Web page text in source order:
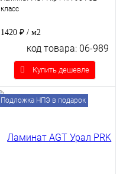
класс
1420 ₽ / м2
код товара: 06-989
Купить дешевле
Подложка НПЭ в подарок